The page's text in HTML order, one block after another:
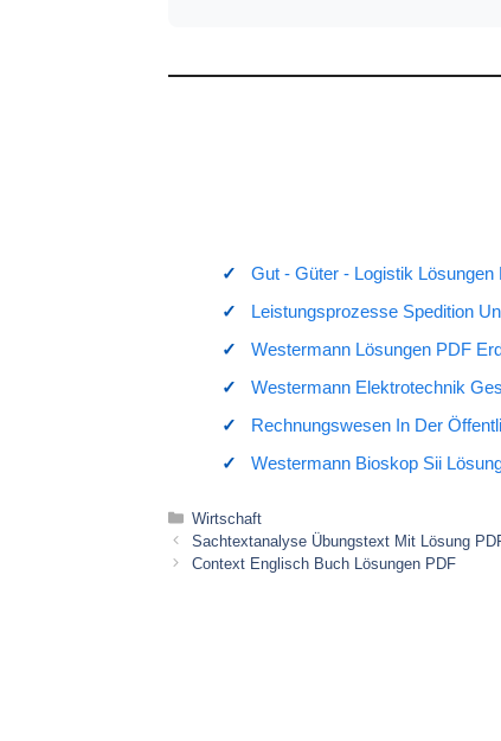
Gut - Güter - Logistik Lösungen
Leistungsprozesse Spedition
Westermann Lösungen PDF
Westermann Elektrotechnik
Rechnungswesen In Der
Westermann Bioskop Sii
Kategorien
Wirtschaft
Sachtextanalyse Übungstext Mit Lösung
Context Englisch Buch Lösungen PDF